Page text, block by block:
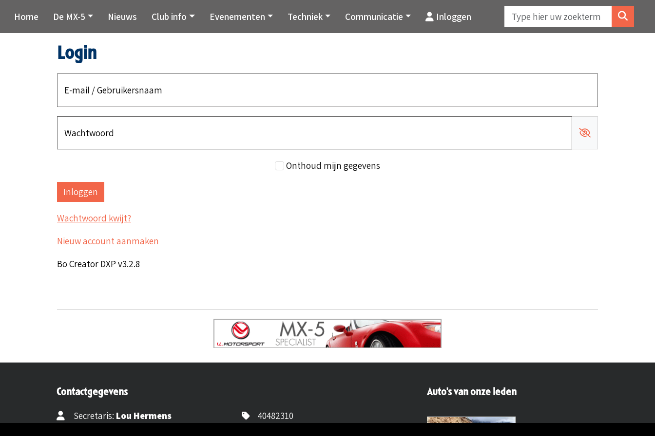
Home De MX-5 Nieuws Club info Evenementen Techniek Communicatie Inloggen
Login
E-mail / Gebruikersnaam
Wachtwoord
Onthoud mijn gegevens
Wachtwoord kwijt?
Nieuw account aanmaken
Bo Creator DXP v3.2.8
Contactgegevens
Secretaris: Lou Hermens
40482310
Auto's van onze leden